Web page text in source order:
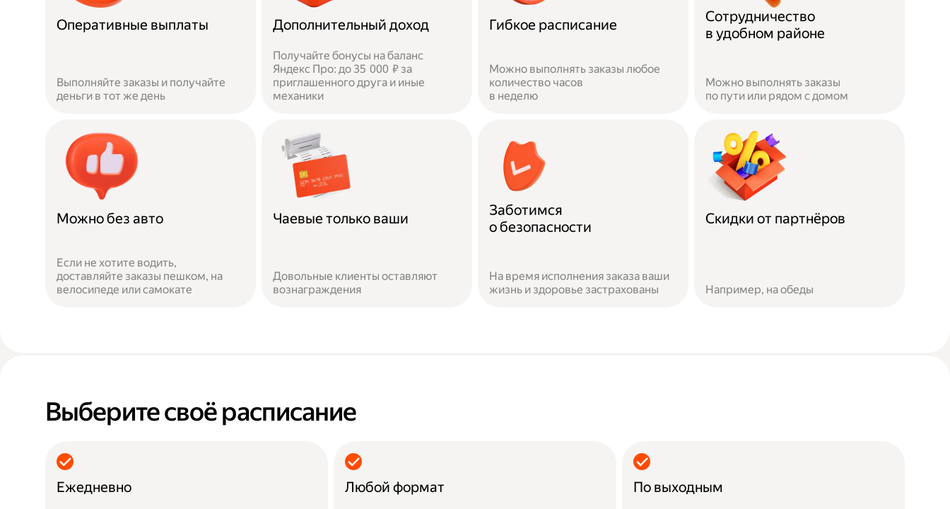
Оперативные выплаты
Выполняйте заказы и получайте
деньги в тот же день
Дополнительный доход
Получайте бонусы на баланс
Яндекс Про: до 35 000 ₽ за
приглашенного друга и иные
механики
Гибкое расписание
Можно выполнять заказы любое
количество часов
в неделю
Сотрудничество
в удобном районе
Можно выполнять заказы
по пути или рядом с домом
Можно без авто
Если не хотите водить,
доставляйте заказы пешком, на
велосипеде или самокате
Чаевые только ваши
Довольные клиенты оставляют
вознаграждения
Заботимся
о безопасности
На время исполнения заказа ваши
жизнь и здоровье застрахованы
Скидки от партнёров
Например, на обеды
Выберите своё расписание
Ежедневно Любой формат По выходным